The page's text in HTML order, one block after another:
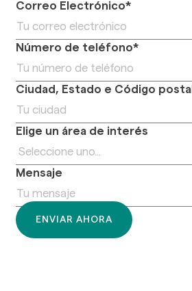
Correo Electrónico*
Número de teléfono*
Ciudad, Estado e Código postal
Elige un área de interés
Mensaje